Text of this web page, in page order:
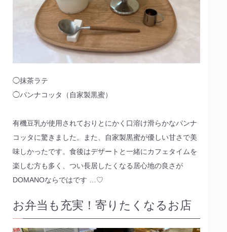
◯抹茶ラテ
◯パンナコッタ（自家製黒蜜）
有機豆乳が使用されておりとにかく口溶け滑らかなパンナ
コッタに驚きました。また、自家製黒蜜が優しい甘さで美
味しかったです。食後はデザートと一緒にカフェタイムを
楽しむ方も多く、つい長居したくなる居心地の良さが
DOMANOならではです …♡
お弁当も充実！寄りたくなるお店